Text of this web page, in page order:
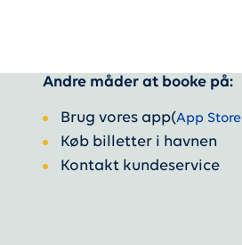
Andre måder at booke på:
Brug vores app(App Store
Køb billetter i havnen
Kontakt kundeservice